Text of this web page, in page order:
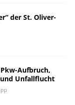
der St. Oliver-
Aufbruch,
Unfallflucht